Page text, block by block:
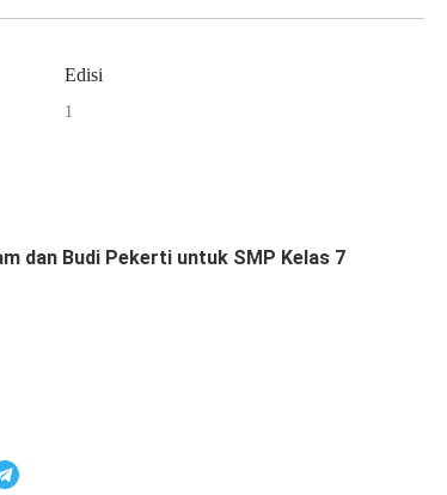
Edisi
1
dan Budi Pekerti untuk SMP Kelas 7